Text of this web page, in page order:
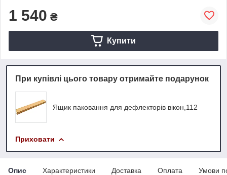
1 540 ₴
Купити
При купівлі цього товару отримайте подарунок
Ящик паковання для дефлекторів вікон,112
Приховати
Опис Характеристики Доставка Оплата Умови